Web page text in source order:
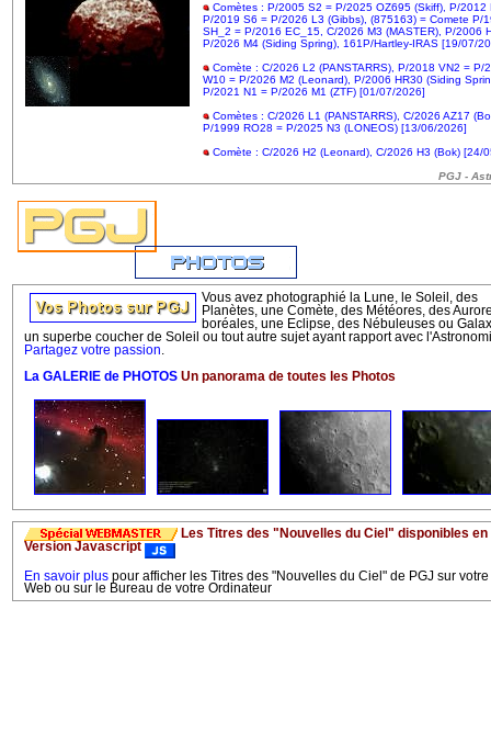
Comètes : P/2005 S2 = P/2025 OZ695 (Skiff), P/2012
P/2019 S6 = P/2026 L3 (Gibbs), (875163) = Comete P/
SH_2 = P/2016 EC_15, C/2026 M3 (MASTER), P/2006
P/2026 M4 (Siding Spring), 161P/Hartley-IRAS [19/07/
Comète : C/2026 L2 (PANSTARRS), P/2018 VN2 = P/
W10 = P/2026 M2 (Leonard), P/2006 HR30 (Siding
P/2021 N1 = P/2026 M1 (ZTF) [01/07/2026]
Comètes : C/2026 L1 (PANSTARRS), C/2026 AZ17
P/1999 RO28 = P/2025 N3 (LONEOS) [13/06/2026]
Comète : C/2026 H2 (Leonard), C/2026 H3 (Bok) [24/
PGJ -
Vous avez photographié la Lune, le Soleil, des
Planètes, une Comète, des Météores, des
boréales, une Eclipse, des Nébuleuses ou
un superbe coucher de Soleil ou tout autre sujet ayant rapport avec
Partagez votre passion.
La GALERIE de PHOTOS Un panorama de toutes les Photos
Les Titres des "Nouvelles du Ciel" disponibles en
Version Javascript
En savoir plus pour afficher les Titres des "Nouvelles du Ciel" de PGJ sur votre
Web ou sur le Bureau de votre Ordinateur